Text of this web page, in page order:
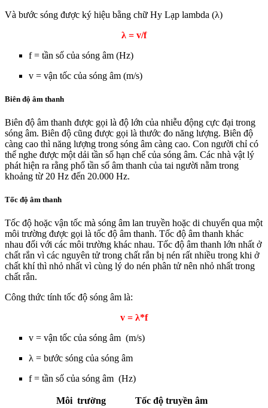
Và bước sóng được ký hiệu bằng chữ Hy Lạp lambda (λ)
λ = v/f
f = tần số của sóng âm (Hz)
v = vận tốc của sóng âm (m/s)
Biên độ âm thanh
Biên độ âm thanh được gọi là độ lớn của nhiễu động cực đại trong
sóng âm. Biên độ cũng được gọi là thước đo năng lượng. Biên độ
càng cao thì năng lượng trong sóng âm càng cao. Con người chỉ có
thể nghe được một dải tần số hạn chế của sóng âm. Các nhà vật lý
phát hiện ra rằng phổ tần số âm thanh của tai người nằm trong
khoảng từ 20 Hz đến 20.000 Hz.
Tốc độ âm thanh
Tốc độ hoặc vận tốc mà sóng âm lan truyền hoặc di chuyển qua một
môi trường được gọi là tốc độ âm thanh. Tốc độ âm thanh khác
nhau đối với các môi trường khác nhau. Tốc độ âm thanh lớn nhất ở
chất rắn vì các nguyên tử trong chất rắn bị nén rất nhiều trong khi ở
chất khí thì nhỏ nhất vì cùng lý do nén phân tử nên nhỏ nhất trong
chất rắn.
Công thức tính tốc độ sóng âm là:
v = λ*f
v = vận tốc của sóng âm (m/s)
λ = bước sóng của sóng âm
f = tần số của sóng âm (Hz)
Môi trường
Tốc độ truyền âm